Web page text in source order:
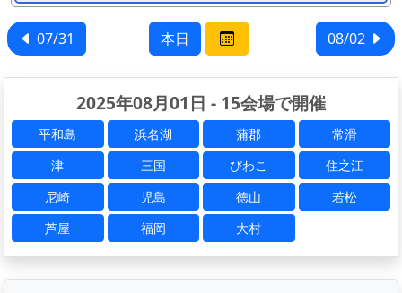
07/31 本日 08/02
2025年08月01日 - 15会場で開催
平和島 浜名湖 蒲郡
常滑
津
三国 びわこ
住之江
尼崎
児島 徳山
若松
芦屋
福岡 大村